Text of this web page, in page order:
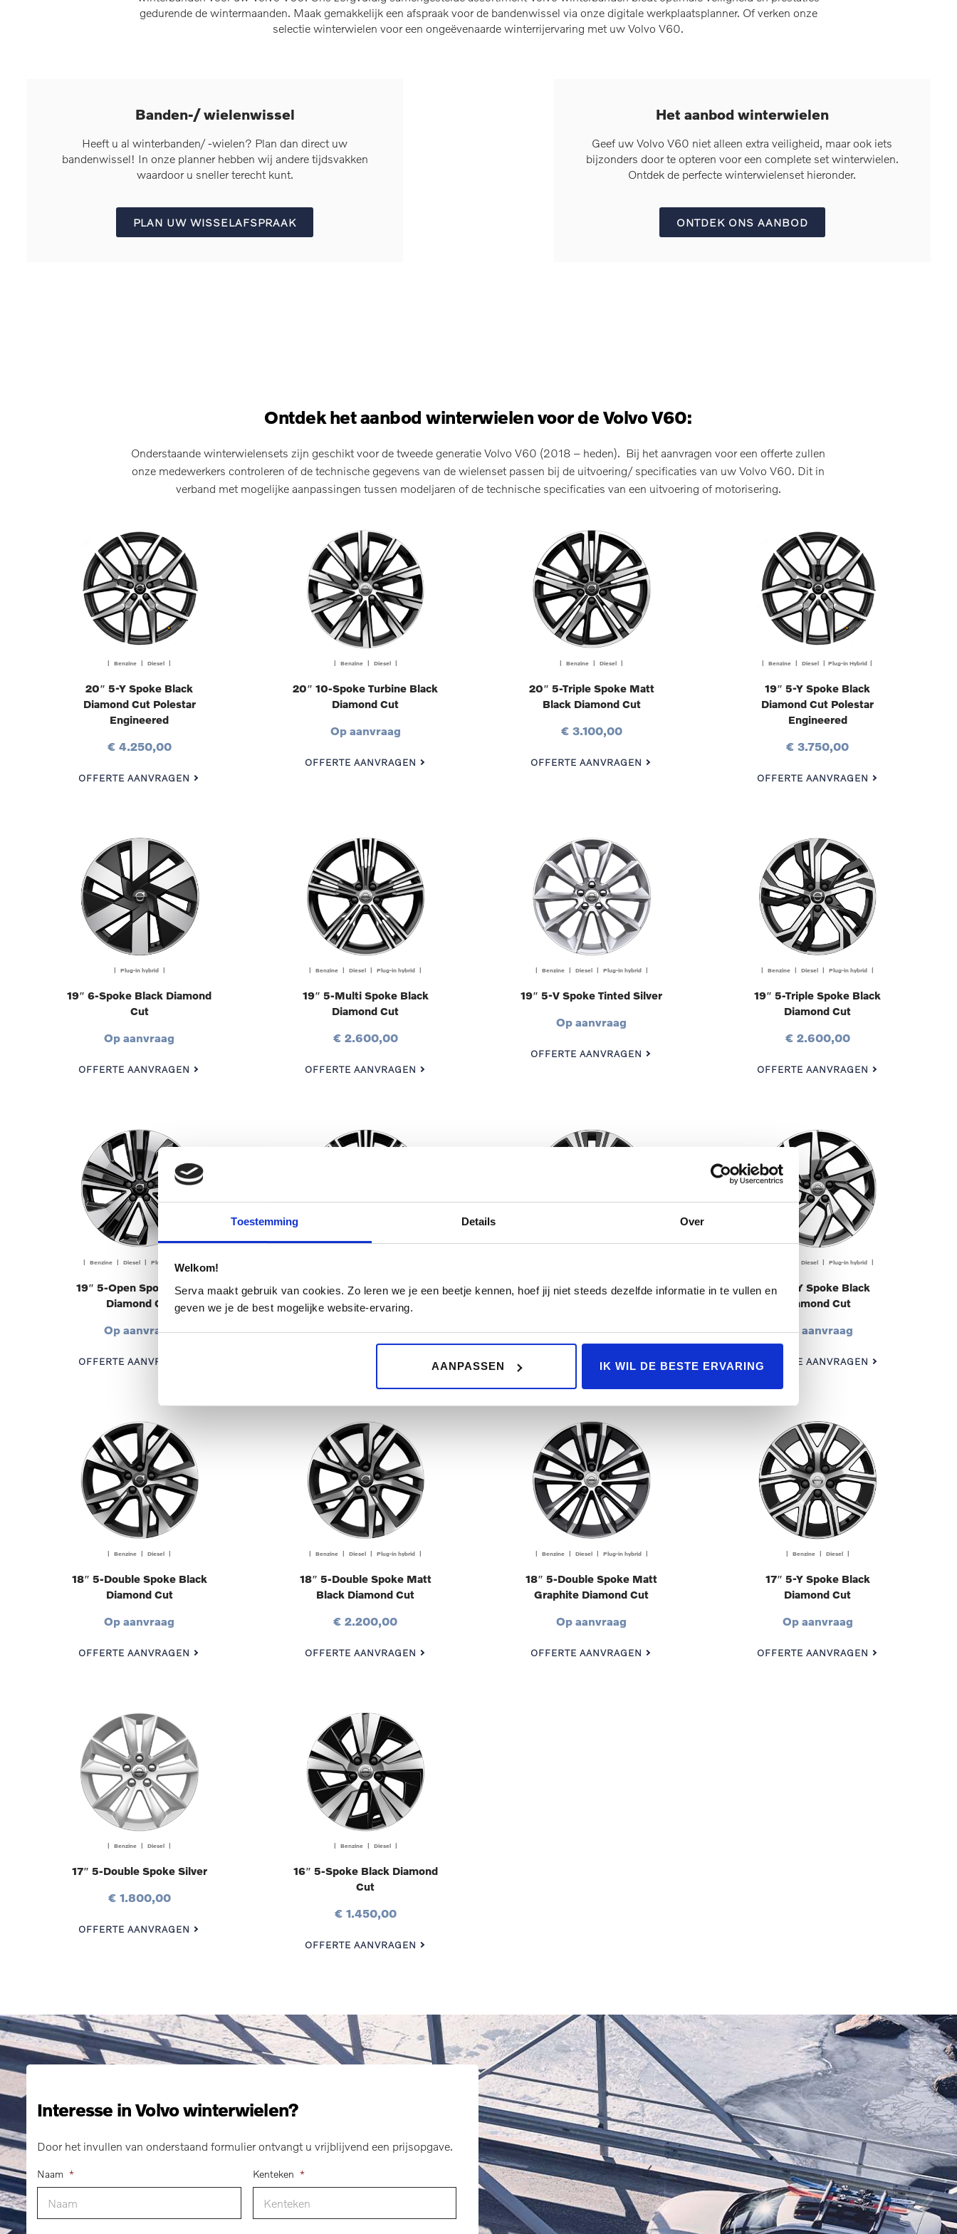
Toestemming Details Over
Welkom!
Serva maakt gebruik van cookies. Zo leren we je een beetje kennen, hoef jij niet steeds dezelfde informatie in te vullen en
geven we je de best mogelijke website-ervaring.
AANPASSEN IK WIL DE BESTE ERVARING
gedurende de wintermaanden. Maak gemakkelijk een afspraak voor de bandenwissel via onze digitale werkplaatsplanner. Of verken onze
selectie winterwielen voor een ongeëvenaarde winterrijervaring met uw Volvo V60.
Banden-/ wielenwissel
Heeft u al winterbanden/ -wielen? Plan dan direct uw
bandenwissel! In onze planner hebben wij andere tijdsvakken
waardoor u sneller terecht kunt.
PLAN UW WISSELAFSPRAAK
Het aanbod winterwielen
Geef uw Volvo V60 niet alleen extra veiligheid, maar ook iets
bijzonders door te opteren voor een complete set winterwielen.
Ontdek de perfecte winterwielenset hieronder.
ONTDEK ONS AANBOD
Ontdek het aanbod winterwielen voor de Volvo V60:
Onderstaande winterwielensets zijn geschikt voor de tweede generatie Volvo V60 (2018 – heden). Bij het aanvragen voor een offerte zullen
onze medewerkers controleren of de technische gegevens van de wielenset passen bij de uitvoering/ specificaties van uw Volvo V60. Dit in
verband met mogelijke aanpassingen tussen modeljaren of de technische specificaties van een uitvoering of motorisering.
| Benzine | Diesel |
20″ 5-Y Spoke Black
Diamond Cut Polestar
Engineered
€ 4.250,00
OFFERTE AANVRAGEN
| Benzine | Diesel |
20″ 10-Spoke Turbine Black
Diamond Cut
Op aanvraag
OFFERTE AANVRAGEN
| Benzine | Diesel |
20″ 5-Triple Spoke Matt
Black Diamond Cut
€ 3.100,00
OFFERTE AANVRAGEN
| Benzine | Diesel | Plug-in Hybrid |
19″ 5-Y Spoke Black
Diamond Cut Polestar
Engineered
€ 3.750,00
OFFERTE AANVRAGEN
| Plug-in hybrid |
19″ 6-Spoke Black Diamond
Cut
Op aanvraag
OFFERTE AANVRAGEN
| Benzine | Diesel | Plug-in hybrid |
19″ 5-Multi Spoke Black
Diamond Cut
€ 2.600,00
OFFERTE AANVRAGEN
| Benzine | Diesel | Plug-in hybrid |
19″ 5-V Spoke Tinted Silver
Op aanvraag
OFFERTE AANVRAGEN
| Benzine | Diesel | Plug-in hybrid |
19″ 5-Triple Spoke Black
Diamond Cut
€ 2.600,00
OFFERTE AANVRAGEN
| Benzine | Diesel | Plug-in hybrid |
19″ 5-Open Spoke Black
Diamond Cut
Op aanvraag
OFFERTE AANVRAGEN
18″ 10-Multi Spoke Black
Diamond Cut
€ 2.100,00
18″ 5-Multi Spoke Black
€ 2.100,00
OFFERTE AANVRAGEN
| Benzine | Diesel | Plug-in hybrid |
18″ 5-Y Spoke Black
Diamond Cut
Op aanvraag
OFFERTE AANVRAGEN
| Benzine | Diesel |
18″ 5-Double Spoke Black
Diamond Cut
Op aanvraag
OFFERTE AANVRAGEN
| Benzine | Diesel | Plug-in hybrid |
18″ 5-Double Spoke Matt
Black Diamond Cut
€ 2.200,00
OFFERTE AANVRAGEN
| Benzine | Diesel | Plug-in hybrid |
18″ 5-Double Spoke Matt
Graphite Diamond Cut
Op aanvraag
OFFERTE AANVRAGEN
| Benzine | Diesel |
17″ 5-Y Spoke Black
Diamond Cut
Op aanvraag
OFFERTE AANVRAGEN
| Benzine | Diesel |
17″ 5-Double Spoke Silver
€ 1.800,00
OFFERTE AANVRAGEN
| Benzine | Diesel |
16″ 5-Spoke Black Diamond
Cut
€ 1.450,00
OFFERTE AANVRAGEN
Interesse in Volvo winterwielen?
Door het invullen van onderstaand formulier ontvangt u vrijblijvend een prijsopgave.
Naam * Kenteken *